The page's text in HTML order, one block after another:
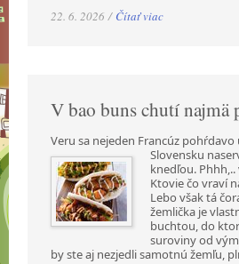
22. 6. 2026 / Čítať viac
V bao buns chutí najmä
Veru sa nejeden Francúz
Slovensku
knedľou.
Ktovie čo vraví
Lebo však tá
žemlička je
buchtou, do
suroviny od
by ste aj nezjedli samotnú žemľu,